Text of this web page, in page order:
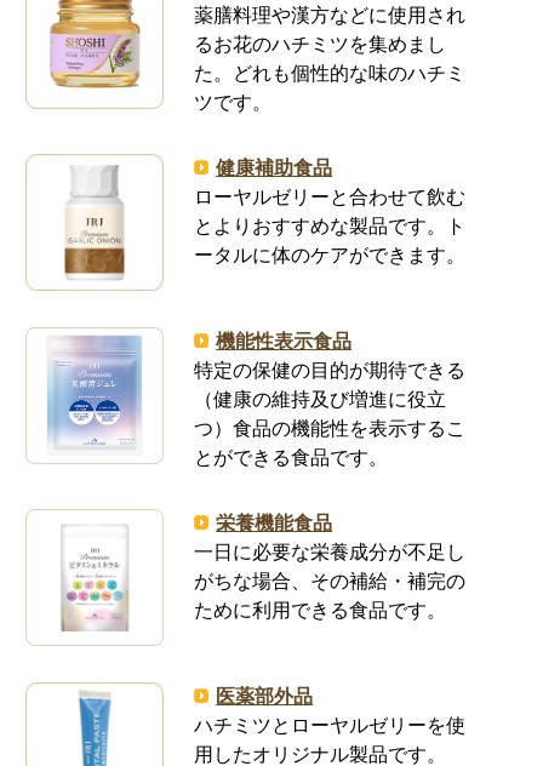
薬膳料理や漢方などに使用され
るお花のハチミツを集めまし
た。どれも個性的な味のハチミ
ツです。
健康補助食品
ローヤルゼリーと合わせて飲む
とよりおすすめな製品です。ト
ータルに体のケアができます。
機能性表示食品
特定の保健の目的が期待できる
（健康の維持及び増進に役立
つ）食品の機能性を表示するこ
とができる食品です。
栄養機能食品
一日に必要な栄養成分が不足し
がちな場合、その補給・補完の
ために利用できる食品です。
医薬部外品
ハチミツとローヤルゼリーを使
用したオリジナル製品です。